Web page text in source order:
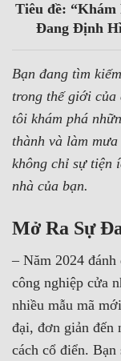
Tiêu đề: “Khám
Đang Định
Bạn đang tìm
trong thế giới của
tôi khám phá
thành và làm
không chỉ sự tiện
nhà của bạn.
Mở Ra Sự
– Năm 2024 đánh
công nghiệp cửa
nhiều mẫu mã
đại, đơn giản đến
cách cổ điển.